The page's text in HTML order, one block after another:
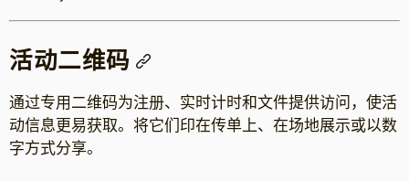
活动二维码
通过专用二维码为注册、实时计时和文件提供访问，使活
动信息更易获取。将它们印在传单上、在场地展示或以数
字方式分享。